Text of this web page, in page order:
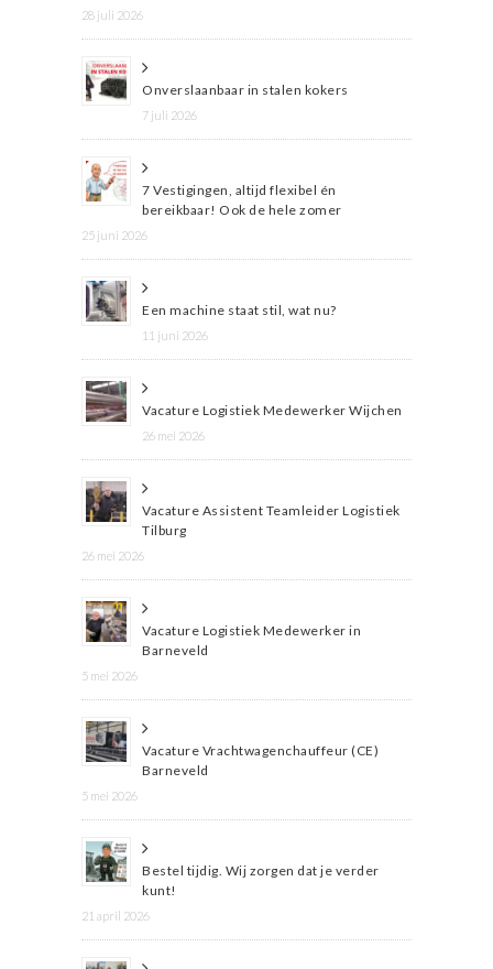
28 juli 2026
Onverslaanbaar in stalen kokers
7 juli 2026
7 Vestigingen, altijd flexibel én
bereikbaar! Ook de hele zomer
25 juni 2026
Een machine staat stil, wat nu?
11 juni 2026
Vacature Logistiek Medewerker Wijchen
26 mei 2026
Vacature Assistent Teamleider Logistiek
Tilburg
26 mei 2026
Vacature Logistiek Medewerker in
Barneveld
5 mei 2026
Vacature Vrachtwagenchauffeur (CE)
Barneveld
5 mei 2026
Bestel tijdig. Wij zorgen dat je verder
kunt!
21 april 2026